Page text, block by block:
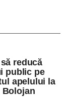
rezultatul
tuturor
în cadrul unui
infracțiunii de
reducă
public pe
apelului la
Bolojan